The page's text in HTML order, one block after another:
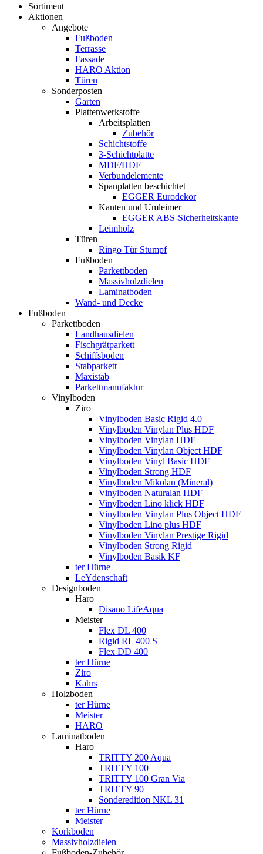
Sortiment
Aktionen
Angebote
Fußboden
Terrasse
Fassade
HARO Aktion
Türen
Sonderposten
Garten
Plattenwerkstoffe
Arbeitsplatten
Zubehör
Schichtstoffe
3-Schichtplatte
MDF/HDF
Verbundelemente
Spanplatten beschichtet
EGGER Eurodekor
Kanten und Umleimer
EGGER ABS-Sicherheitskante
Leimholz
Türen
Ringo Tür Stumpf
Fußboden
Parkettboden
Massivholzdielen
Laminatboden
Wand- und Decke
Fußboden
Parkettboden
Landhausdielen
Fischgrätparkett
Schiffsboden
Stabparkett
Maxistab
Parkettmanufaktur
Vinylboden
Ziro
Vinylboden Basic Rigid 4.0
Vinylboden Vinylan Plus HDF
Vinylboden Vinylan HDF
Vinylboden Vinylan Object HDF
Vinylboden Vinyl Basic HDF
Vinylboden Strong HDF
Vinylboden Mikolan (Mineral)
Vinylboden Naturalan HDF
Vinylboden Lino klick HDF
Vinylboden Vinylan Plus Object HDF
Vinylboden Lino plus HDF
Vinylboden Vinylan Prestige Rigid
Vinylboden Strong Rigid
Vinylboden Basik KF
ter Hürne
LeYdenschaft
Designboden
Haro
Disano LifeAqua
Meister
Flex DL 400
Rigid RL 400 S
Flex DD 400
ter Hürne
Ziro
Kahrs
Holzboden
ter Hürne
Meister
HARO
Laminatboden
Haro
TRITTY 200 Aqua
TRITTY 100
TRITTY 100 Gran Via
TRITTY 90
Sonderedition NKL 31
ter Hürne
Meister
Korkboden
Massivholzdielen